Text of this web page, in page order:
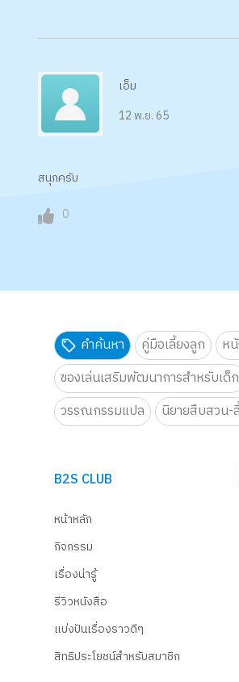
เอ็ม
12 พ.ย. 65
สนุกครับ
0
คำค้นหา คู่มือเลี้ยงลูก ห
ของเล่นเสริมพัฒนาการสำหรับเด็ก
วรรณกรรมแปล
นิยายสืบสวน-
B2S CLUB
หน้าหลัก
กิจกรรม
เรื่องน่ารู้
รีวิวหนังสือ
แบ่งปันเรื่องราวดีๆ
สิทธิประโยชน์สำหรับสมาชิก